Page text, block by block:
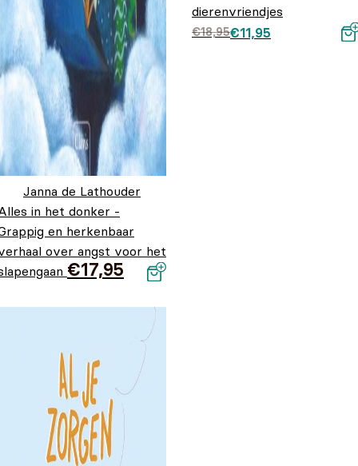
Janna de Lathouder
in het donker -
en herkenbaar
over angst voor het
€17,95
dierenvriendjes
€18,95
Oorspronkelijke prijs
€11,95
Huidige prijs is: